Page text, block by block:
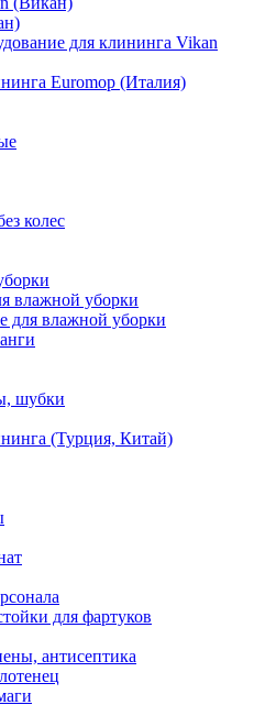
для клининга Vikan
Euromop (Италия)
колес
влажной уборки
для влажной уборки
шубки
(Турция, Китай)
для фартуков
антисептика